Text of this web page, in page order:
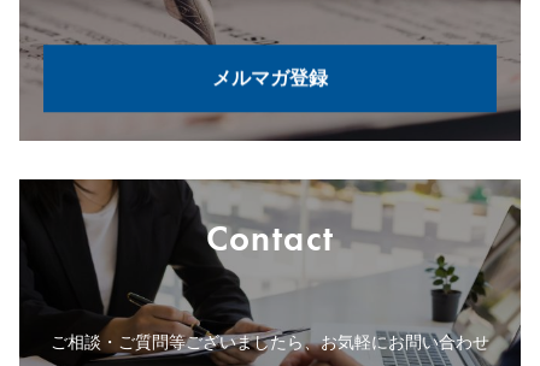
メルマガ登録
Contact
ご相談・ご質問等ございましたら、お気軽にお問い合わせ